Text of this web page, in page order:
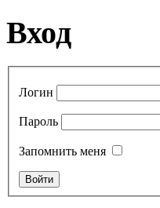
Вход
Логин
Пароль
Запомнить меня